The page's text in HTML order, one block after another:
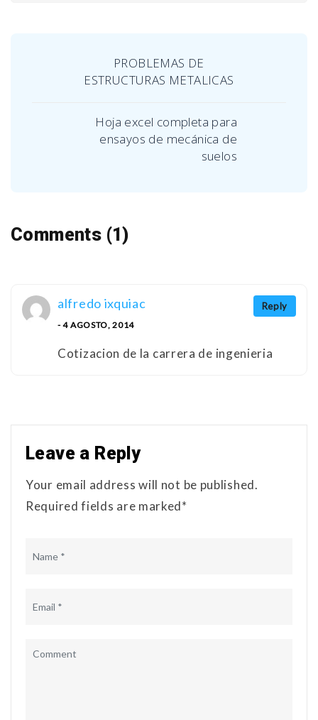
PROBLEMAS DE
ESTRUCTURAS METALICAS
Hoja excel completa para
ensayos de mecánica de
suelos
Comments (1)
Reply
alfredo ixquiac
- 4 AGOSTO, 2014
Cotizacion de la carrera de ingenieria
Leave a Reply
Your email address will not be published.
Required fields are marked*